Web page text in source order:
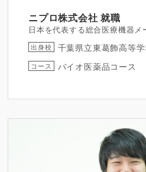
ニプロ株式会社 就職
日本を代表する総合医療機器メ
出身校 千葉県立東葛飾高等
コース バイオ医薬品コース